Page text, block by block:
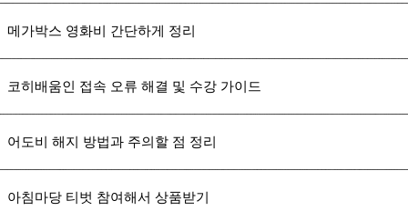
메가박스 영화비 간단하게 정리
코히배움인 접속 오류 해결 및 수강 가이드
어도비 해지 방법과 주의할 점 정리
아침마당 티벗 참여해서 상품받기